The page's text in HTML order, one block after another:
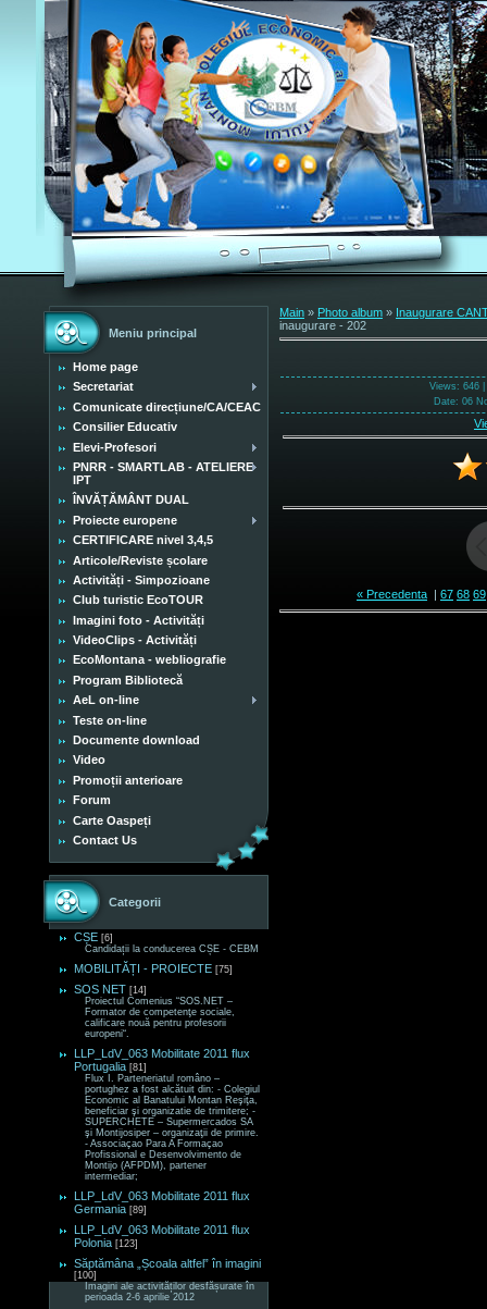
Meniu principal
Home page
Secretariat
Comunicate direcțiune/CA/CEAC
Consilier Educativ
Elevi-Profesori
PNRR - SMARTLAB - ATELIERE
IPT
ÎNVĂȚĂMÂNT DUAL
Proiecte europene
CERTIFICARE nivel 3,4,5
Articole/Reviste școlare
Activități - Simpozioane
Club turistic EcoTOUR
Imagini foto - Activități
VideoClips - Activități
EcoMontana - webliografie
Program Bibliotecă
AeL on-line
Teste on-line
Documente download
Video
Promoții anterioare
Forum
Carte Oaspeți
Contact Us
Categorii
CȘE [6]
Candidații la conducerea CȘE - CEBM
MOBILITĂȚI - PROIECTE [75]
SOS NET [14]
Proiectul Comenius “SOS.NET –
Formator de competenţe sociale,
calificare nouă pentru profesorii
europeni“.
LLP_LdV_063 Mobilitate 2011 flux
Portugalia [81]
Flux I. Parteneriatul româno –
portughez a fost alcătuit din: - Colegiul
Economic al Banatului Montan Reşiţa,
beneficiar şi organizatie de trimitere; -
SUPERCHETE – Supermercados SA
şi Montijosiper – organizaţii de primire.
- Associaçao Para A Formaçao
Profissional e Desenvolvimento de
Montijo (AFPDM), partener
intermediar;
LLP_LdV_063 Mobilitate 2011 flux
Germania [89]
LLP_LdV_063 Mobilitate 2011 flux
Polonia [123]
Săptămâna „Școala altfel” în imagini
[100]
Imagini ale activităților desfășurate în
perioada 2-6 aprilie 2012
Main » Photo album » Inaugurare
inaugurare - 202
Views: 646 |
Date: 06
« Precedenta | 67 68 69